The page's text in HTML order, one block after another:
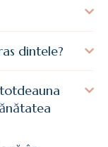
dintele?